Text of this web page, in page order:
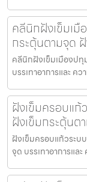
คลีนิกฝังเข็มเมื
กระตุ้นตามจุด
คลีนิกฝังเข็มเมืองปทุ
บรรเทาอาการและ ค
ฝังเข็มครอบแก้
ฝังเข็มกระตุ้นต
ฝังเข็มครอบแก้วระบ
จุด บรรเทาอาการแล